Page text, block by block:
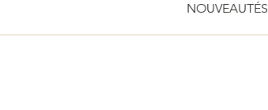
NOUVEAUTÉS